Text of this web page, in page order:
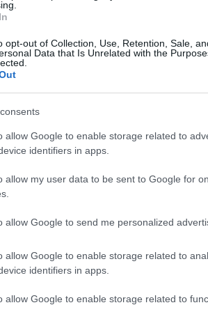
opt-out of Collection, Use, Retention, Sale,
Data that Is Unrelated with the
allow Google to enable storage related to
identifiers in apps.
allow my user data to be sent to Google for
allow Google to send me personalized
allow Google to enable storage related to
identifiers in apps.
allow Google to enable storage related to
ΤΩΡΑ
ζώδια είναι συνήθως κολλημένα στη